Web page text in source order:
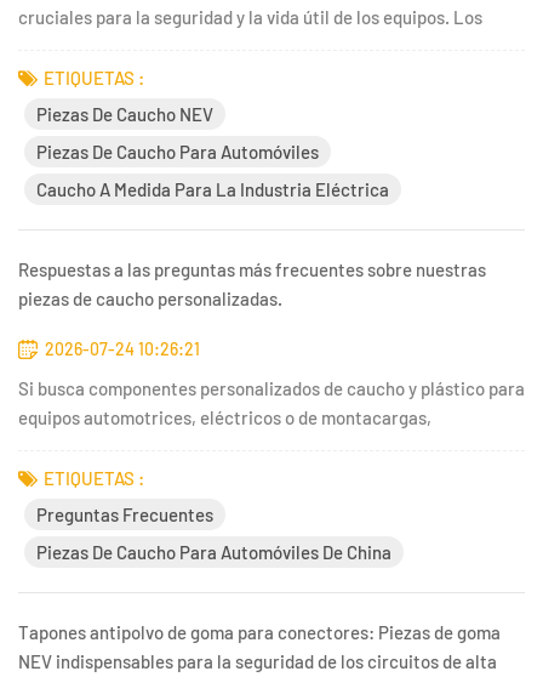
cruciales para la seguridad y la vida útil de los equipos. Los
y los fabricantes de carretillas elevadoras se enfrentan con
frecuencia a problemas recurrentes: agrietamiento prematu...
ETIQUETAS :
Piezas De Caucho NEV
Piezas De Caucho Para Automóviles
Caucho A Medida Para La Industria Eléctrica
Respuestas a las preguntas más frecuentes sobre nuestras
piezas de caucho personalizadas.
2026-07-24 10:26:21
Si busca componentes personalizados de caucho y plástico para
equipos automotrices, eléctricos o de montacargas,
entrega, personalización, calidad y precios. En nuestra página
oficial de preguntas frecuentes (kingtom.com.cn/faq), hemos
ETIQUETAS :
Preguntas Frecuentes
Piezas De Caucho Para Automóviles De China
Tapones antipolvo de goma para conectores: Piezas de goma
NEV indispensables para la seguridad de los circuitos de alta